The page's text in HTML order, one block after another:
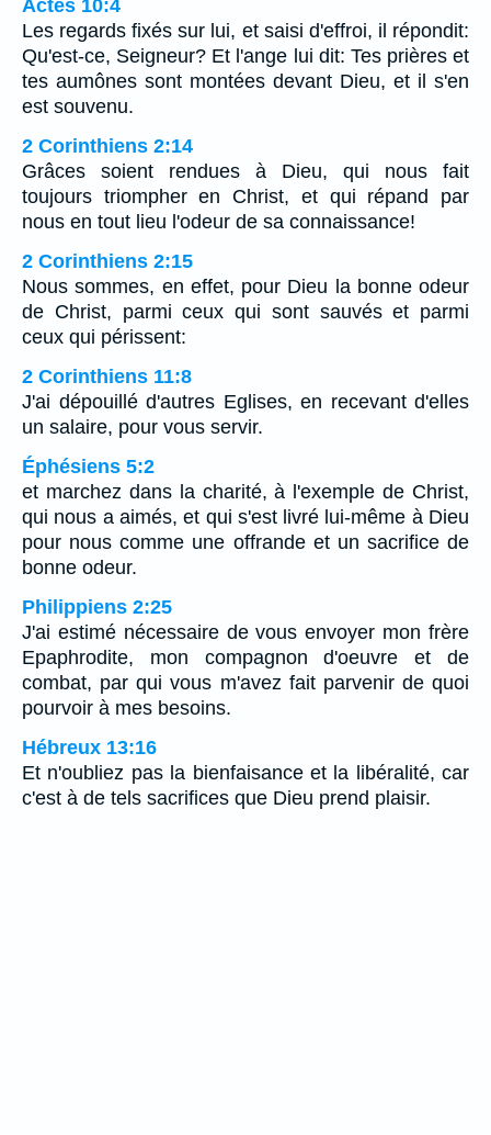
Actes 10:4
Les regards fixés sur lui, et saisi d'effroi, il répondit:
Qu'est-ce, Seigneur? Et l'ange lui dit: Tes prières et
tes aumônes sont montées devant Dieu, et il s'en
est souvenu.
2 Corinthiens 2:14
Grâces soient rendues à Dieu, qui nous fait
toujours triompher en Christ, et qui répand par
nous en tout lieu l'odeur de sa connaissance!
2 Corinthiens 2:15
Nous sommes, en effet, pour Dieu la bonne odeur
de Christ, parmi ceux qui sont sauvés et parmi
ceux qui périssent:
2 Corinthiens 11:8
J'ai dépouillé d'autres Eglises, en recevant d'elles
un salaire, pour vous servir.
Éphésiens 5:2
et marchez dans la charité, à l'exemple de Christ,
qui nous a aimés, et qui s'est livré lui-même à Dieu
pour nous comme une offrande et un sacrifice de
bonne odeur.
Philippiens 2:25
J'ai estimé nécessaire de vous envoyer mon frère
Epaphrodite, mon compagnon d'oeuvre et de
combat, par qui vous m'avez fait parvenir de quoi
pourvoir à mes besoins.
Hébreux 13:16
Et n'oubliez pas la bienfaisance et la libéralité, car
c'est à de tels sacrifices que Dieu prend plaisir.